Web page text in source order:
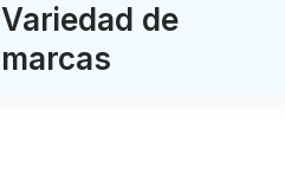
Variedad de
marcas